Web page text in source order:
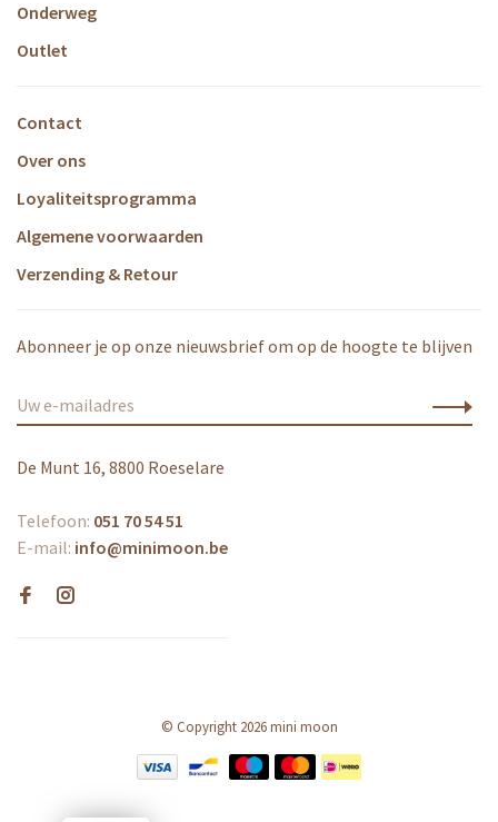
Onderweg
Outlet
Contact
Over ons
Loyaliteitsprogramma
Algemene voorwaarden
Verzending & Retour
Abonneer je op onze nieuwsbrief om op de hoogte te blijven
De Munt 16, 8800 Roeselare
Telefoon: 051 70 54 51
E-mail: info@minimoon.be
© Copyright 2026 mini moon